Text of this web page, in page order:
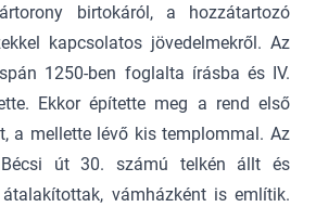
birtokáról, a hozzátartozó
kapcsolatos jövedelmekről. Az
1250-ben foglalta írásba és IV.
Ekkor építette meg a rend első
a mellette lévő kis templommal. Az
út 30. számú telkén állt és
vámházként is említik.